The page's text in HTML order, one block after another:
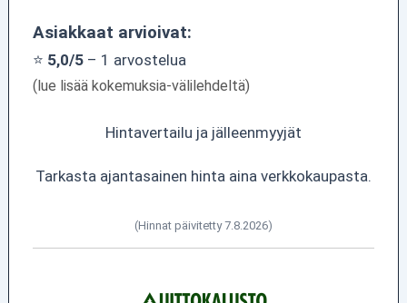
Asiakkaat arvioivat:
⭐ 5,0/5– 1 arvostelua
(lue lisää kokemuksia-välilehdeltä)
Hintavertailu ja jälleenmyyjät
Tarkasta ajantasainen hinta aina verkkokaupasta.
(Hinnat päivitetty 7.8.2026)